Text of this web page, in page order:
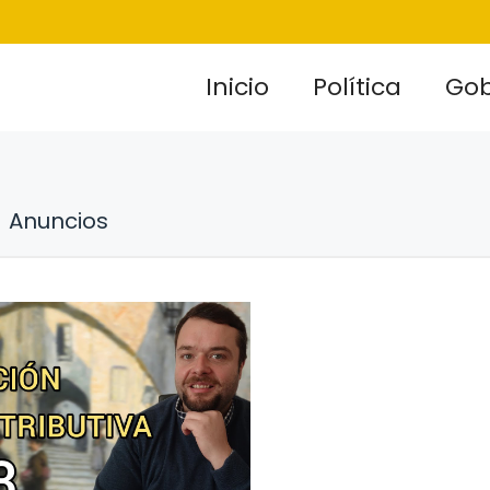
Inicio Política
Anuncios